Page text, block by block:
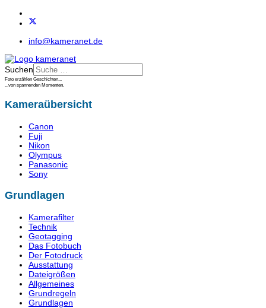
info@kameranet.de
Suchen
Foto erzählen Geschichten...
...von spannenden Momenten.
Kameraübersicht
Canon
Fuji
Nikon
Olympus
Panasonic
Sony
Grundlagen
Kamerafilter
Technik
Geotagging
Das Fotobuch
Der Fotodruck
Ausstattung
Dateigrößen
Allgemeines
Grundregeln
Grundlagen